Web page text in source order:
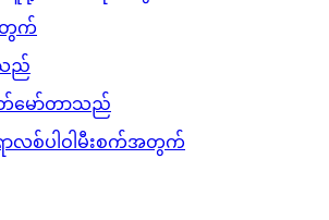
တွက်
သည်
မော်တာသည်
လစ်ပါဝါမီးစက်အတွက်